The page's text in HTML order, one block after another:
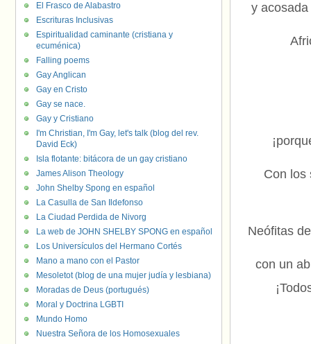
y
Con los
Neófitas
con un
El Frasco de Alabastro
Escrituras Inclusivas
Espiritualidad caminante (cristiana y
ecuménica)
Falling poems
Gay Anglican
Gay en Cristo
Gay se nace.
Gay y Cristiano
I'm Christian, I'm Gay, let's talk (blog del rev.
David Eck)
Isla flotante: bitácora de un gay cristiano
James Alison Theology
John Shelby Spong en español
La Casulla de San Ildefonso
La Ciudad Perdida de Nivorg
La web de JOHN SHELBY SPONG en español
Los Universículos del Hermano Cortés
Mano a mano con el Pastor
Mesoletot (blog de una mujer judía y lesbiana)
Moradas de Deus (portugués)
Moral y Doctrina LGBTI
Mundo Homo
Nuestra Señora de los Homosexuales